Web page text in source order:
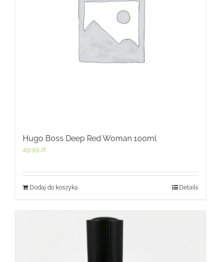
Hugo Boss Deep Red Woman 100ml
49,99 zł
Dodaj do koszyka Details